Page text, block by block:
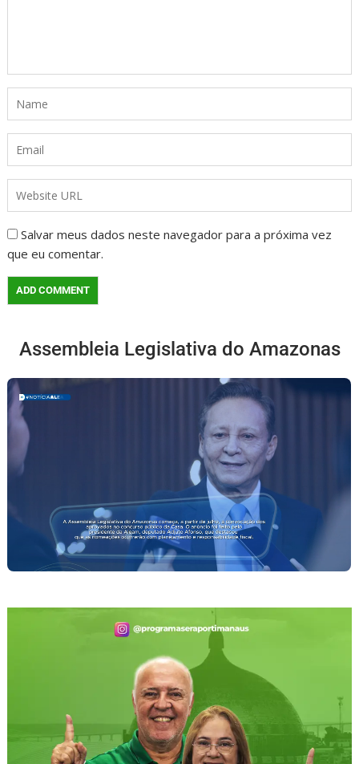
Salvar meus dados neste navegador para a próxima vez
que eu comentar.
Assembleia Legislativa do Amazonas